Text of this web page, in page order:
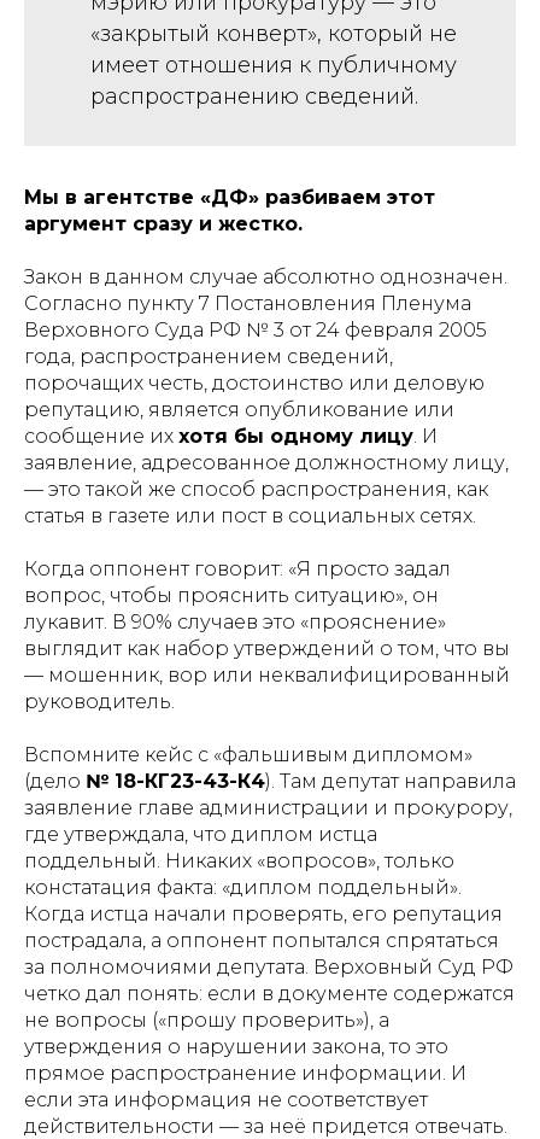
«закрытый конверт», который не
имеет отношения к публичному
распространению сведений.
Мы в агентстве «ДФ» разбиваем этот
аргумент сразу и жестко.
Закон в данном случае абсолютно однозначен.
Согласно пункту 7 Постановления Пленума
Верховного Суда РФ № 3 от 24 февраля 2005
года, распространением сведений,
порочащих честь, достоинство или деловую
репутацию, является опубликование или
сообщение их хотя бы одному лицу. И
заявление, адресованное должностному лицу,
— это такой же способ распространения, как
статья в газете или пост в социальных сетях.
Когда оппонент говорит: «Я просто задал
вопрос, чтобы прояснить ситуацию», он
лукавит. В 90% случаев это «прояснение»
выглядит как набор утверждений о том, что вы
— мошенник, вор или неквалифицированный
руководитель.
Вспомните кейс с «фальшивым дипломом»
(дело № 18-КГ23-43-К4). Там депутат направила
заявление главе администрации и прокурору,
где утверждала, что диплом истца
поддельный. Никаких «вопросов», только
констатация факта: «диплом поддельный».
Когда истца начали проверять, его репутация
пострадала, а оппонент попытался спрятаться
за полномочиями депутата. Верховный Суд РФ
четко дал понять: если в документе содержатся
не вопросы («прошу проверить»), а
утверждения о нарушении закона, то это
прямое распространение информации. И
если эта информация не соответствует
действительности — за неё придется отвечать.